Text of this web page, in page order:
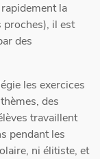
la
proches), il est
des
les exercices
des
travaillent
pendant les
ni élitiste, et